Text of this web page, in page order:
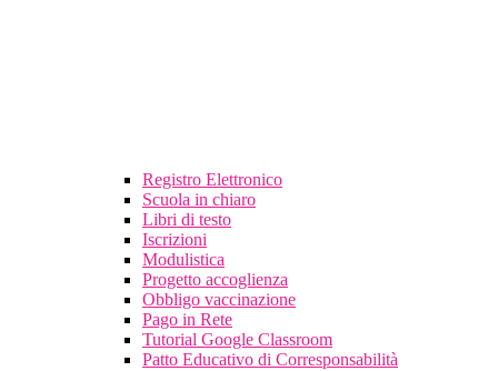
Registro Elettronico
Scuola in chiaro
Libri di testo
Iscrizioni
Modulistica
Progetto accoglienza
Obbligo vaccinazione
Pago in Rete
Tutorial Google Classroom
Patto Educativo di Corresponsabilità